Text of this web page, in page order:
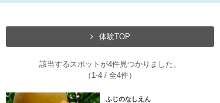
体験TOP
該当するスポットが4件見つかりました。
（1-4 / 全4件）
ふじのなしえん